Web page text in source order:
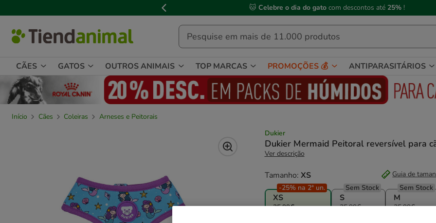
de
mensagem,
📅 Compre até às13h00 e receba a sua encomenda nopróximo dia útil
CÃES GATOS OUTROS ANIMAIS TOP MARCAS PROMOÇÕES 💰 ANTIPARASITÁRIOS
Início Cães Coleiras
Arneses e Peitorais
Dukier
Dukier Mermaid Peitoral reversível para
Ver descrição
Tamanho: XS Guia de
XS
-25% na 2ª un.
25.99€
S
Sem Stock
25.99€
M
Sem Stock
25.99€